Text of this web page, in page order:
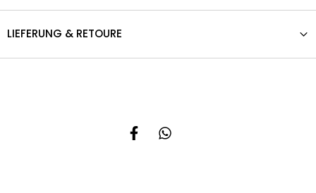
LIEFERUNG & RETOURE